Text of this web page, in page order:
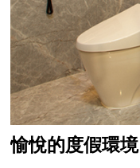
愉悅的度假環境